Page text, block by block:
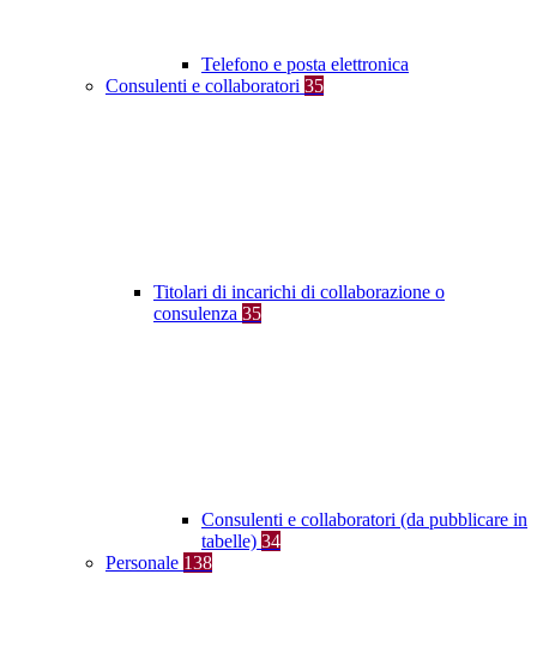
Telefono e posta elettronica
Consulenti e collaboratori 35
Titolari di incarichi di collaborazione o
consulenza 35
Consulenti e collaboratori (da pubblicare in
tabelle) 34
Personale 138